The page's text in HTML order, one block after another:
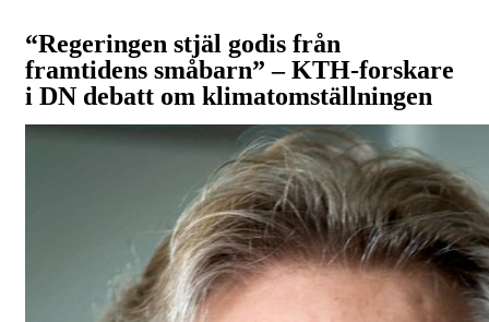
“Regeringen stjäl godis från
framtidens småbarn” – KTH-forskare
i DN debatt om klimatomställningen